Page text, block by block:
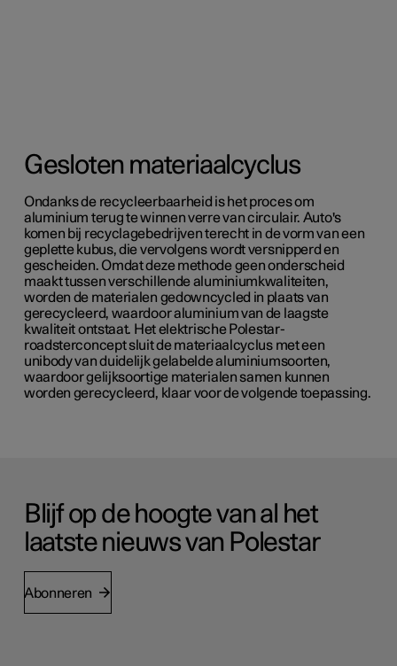
Gesloten materiaalcyclus
Ondanks de recycleerbaarheid is het proces om
aluminium terug te winnen verre van circulair. Auto's
komen bij recyclagebedrijven terecht in de vorm van een
geplette kubus, die vervolgens wordt versnipperd en
gescheiden. Omdat deze methode geen onderscheid
maakt tussen verschillende aluminiumkwaliteiten,
worden de materialen gedowncycled in plaats van
gerecycleerd, waardoor aluminium van de laagste
kwaliteit ontstaat. Het elektrische Polestar-
roadsterconcept sluit de materiaalcyclus met een
unibody van duidelijk gelabelde aluminiumsoorten,
waardoor gelijksoortige materialen samen kunnen
worden gerecycleerd, klaar voor de volgende toepassing.
Blijf op de hoogte van al het
laatste nieuws van Polestar
Abonneren